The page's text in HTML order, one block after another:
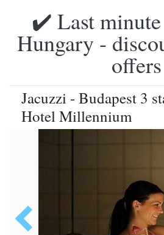
✔️ Last
Hungary -
offers
Jacuzzi - Budapest 3
Hotel Millennium